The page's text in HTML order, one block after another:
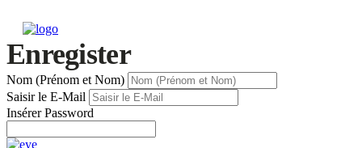
Enregister
Nom (Prénom et Nom)
Saisir le E-Mail
Insérer Password